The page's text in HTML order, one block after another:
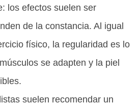
los efectos suelen ser
de la constancia. Al igual
físico, la regularidad es lo
se adapten y la piel
suelen recomendar un